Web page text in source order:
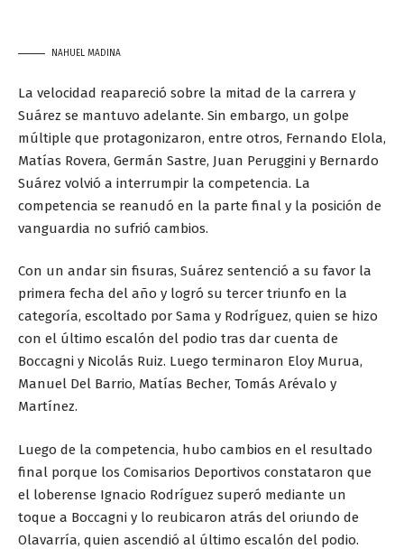
NAHUEL MADINA
La velocidad reapareció sobre la mitad de la carrera y
Suárez se mantuvo adelante. Sin embargo, un golpe
múltiple que protagonizaron, entre otros, Fernando Elola,
Matías Rovera, Germán Sastre, Juan Peruggini y Bernardo
Suárez volvió a interrumpir la competencia. La
competencia se reanudó en la parte final y la posición de
vanguardia no sufrió cambios.
Con un andar sin fisuras, Suárez sentenció a su favor la
primera fecha del año y logró su tercer triunfo en la
categoría, escoltado por Sama y Rodríguez, quien se hizo
con el último escalón del podio tras dar cuenta de
Boccagni y Nicolás Ruiz. Luego terminaron Eloy Murua,
Manuel Del Barrio, Matías Becher, Tomás Arévalo y
Martínez.
Luego de la competencia, hubo cambios en el resultado
final porque los Comisarios Deportivos constataron que
el loberense Ignacio Rodríguez superó mediante un
toque a Boccagni y lo reubicaron atrás del oriundo de
Olavarría, quien ascendió al último escalón del podio.